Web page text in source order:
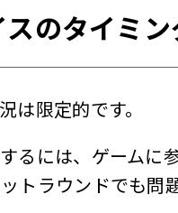
スのタイミ
は限定的です。
るには、ゲームに
トラウンドでも問